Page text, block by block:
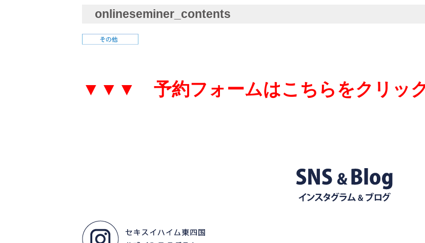
onlineseminer_contents
▼▼▼ 予約フォームはこちらをクリ